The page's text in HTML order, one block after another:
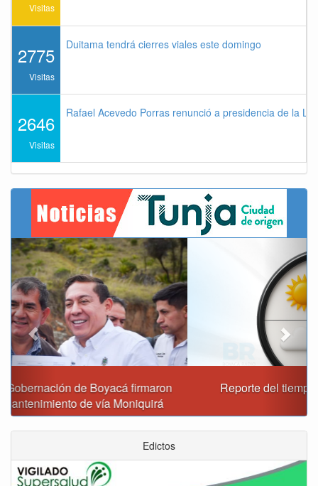
Visitas
2775
Visitas
Duitama tendrá cierres viales este domingo
2646
Visitas
Rafael Acevedo Porras renunció a presidencia de la
Reporte del tiempo en Boyacá para el viernes
Previous Next
Edictos